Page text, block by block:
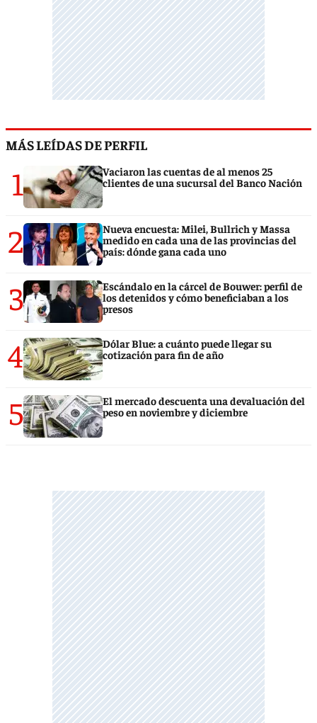
MÁS LEÍDAS DE PERFIL
1
Vaciaron las cuentas de al menos 25
clientes de una sucursal del Banco Nación
2
Nueva encuesta: Milei, Bullrich y Massa
medido en cada una de las provincias del
país: dónde gana cada uno
3
Escándalo en la cárcel de Bouwer: perfil de
los detenidos y cómo beneficiaban a los
presos
4
Dólar Blue: a cuánto puede llegar su
cotización para fin de año
5
El mercado descuenta una devaluación del
peso en noviembre y diciembre